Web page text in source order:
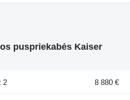
puspriekabės Kaiser
2 8 880 €